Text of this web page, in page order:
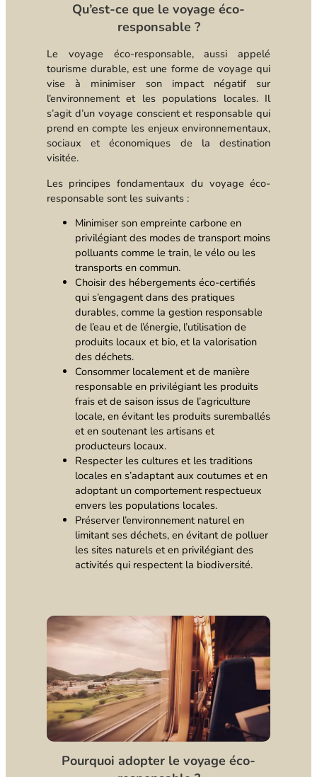
Qu’est-ce que le voyage éco-
responsable ?
Le voyage éco-responsable, aussi appelé
tourisme durable, est une forme de voyage qui
vise à minimiser son impact négatif sur
l’environnement et les populations locales. Il
s’agit d’un voyage conscient et responsable qui
prend en compte les enjeux environnementaux,
sociaux et économiques de la destination
visitée.
Les principes fondamentaux du voyage éco-
responsable sont les suivants :
Minimiser son empreinte carbone en
privilégiant des modes de transport moins
polluants comme le train, le vélo ou les
transports en commun.
Choisir des hébergements éco-certifiés
qui s’engagent dans des pratiques
durables, comme la gestion responsable
de l’eau et de l’énergie, l’utilisation de
produits locaux et bio, et la valorisation
des déchets.
Consommer localement et de manière
responsable en privilégiant les produits
frais et de saison issus de l’agriculture
locale, en évitant les produits suremballés
et en soutenant les artisans et
producteurs locaux.
Respecter les cultures et les traditions
locales en s’adaptant aux coutumes et en
adoptant un comportement respectueux
envers les populations locales.
Préserver l’environnement naturel en
limitant ses déchets, en évitant de polluer
les sites naturels et en privilégiant des
activités qui respectent la biodiversité.
Pourquoi adopter le voyage éco-